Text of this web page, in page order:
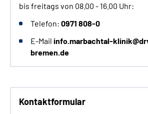
bis freitags von 08.00 - 16.00 Uhr:
Telefon: 0971 808-0
E-Mail info.marbachtal-
bremen.de
Kontaktformular